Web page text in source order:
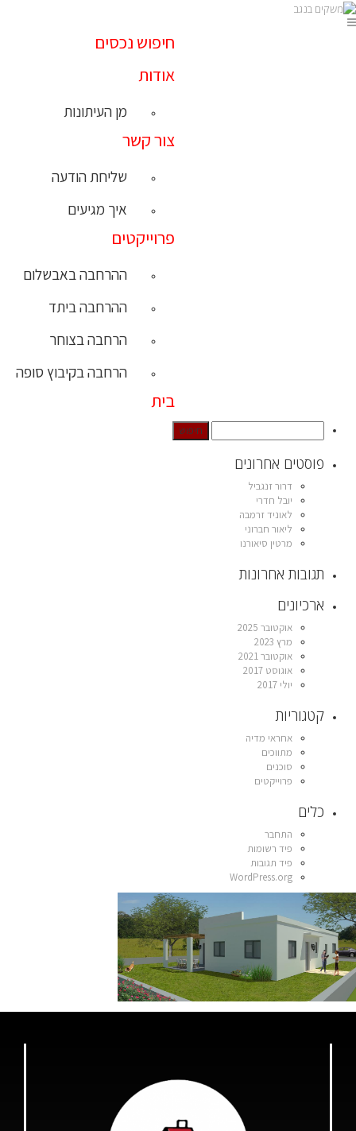
חיפוש נכסים
אודות
מן העיתונות
צור קשר
שליחת הודעה
איך מגיעים
פרוייקטים
ההרחבה באבשלום
ההרחבה ביתד
הרחבה בצוחר
הרחבה בקיבוץ סופה
בית
פוסטים אחרונים
דרור זנגביל
יובל חדרי
לאוניד זרמבה
ליאור חברוני
מרטין סיאורנו
תגובות אחרונות
ארכיונים
אוקטובר 2025
מרץ 2023
אוקטובר 2021
אוגוסט 2017
יולי 2017
קטגוריות
אחראי מדיה
מתווכים
סוכנים
פרוייקטים
כלים
התחבר
פיד רשומות
פיד תגובות
WordPress.org